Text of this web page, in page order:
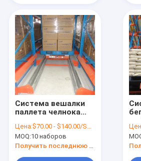
Система вешалки
паллета челнока
эффективности
автоматизированная
складом
Цена:$70.00 - $140.00/Sets
MOQ:10 наборов